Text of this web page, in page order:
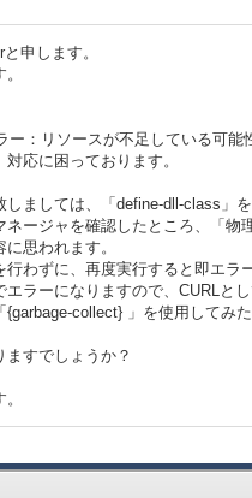
申します。
ー：リソースが不足している可能
応に困っております。
ましては、「define-dll-class」
ネージャを確認したところ、「
思われます。
行わずに、再度実行すると即エラ
ラーになりますので、CURLと
collect} 」を使用してみ
すでしょうか？